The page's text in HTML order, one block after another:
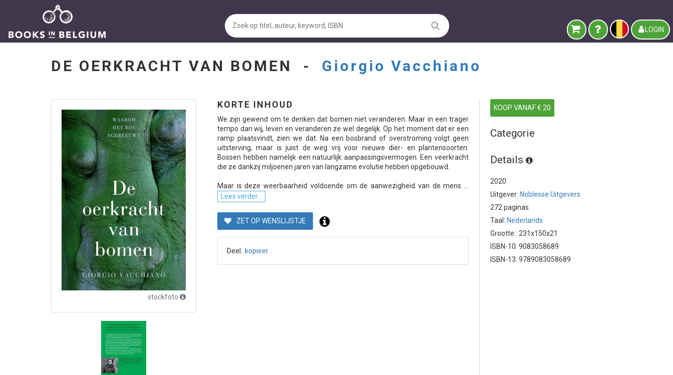
LOGIN
DE OERKRACHT VAN BOMEN - Giorgio Vacchiano
stockfoto
KORTE INHOUD
We zijn gewend om te denken dat bomen niet veranderen. Maar in een trager
tempo dan wij, leven en veranderen ze wel degelijk. Op het moment dat er een
ramp plaatsvindt, zien we dat. Na een bosbrand of overstroming volgt geen
uitsterving, maar is juist de weg vrij voor nieuwe dier- en plantensoorten.
Bossen hebben namelijk een natuurlijk aanpassingsvermogen. Een veerkracht
die ze dankzij miljoenen jaren van langzame evolutie hebben opgebouwd.
Maar is deze weerbaarheid voldoende om de aanwezigheid van de mens ...
Lees verder...
ZET OP WENSLIJSTJE
Deel: kopieer
KOOP VANAF € 20
Categorie
Details
2020
Uitgever: Noblesse Uitgevers
272 paginas
Taal: Nederlands
Grootte: 231x150x21
ISBN-10: 9083058689
ISBN-13: 9789083058689